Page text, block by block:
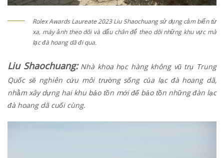
Rolex Awards Laureate 2023 Liu Shaochuang sử dụng cảm biến từ
xa, máy ảnh theo dõi và dấu chân để theo dõi những khu vực mà
lạc đà hoang dã đi qua.
Liu Shaochuang:Nhà khoa học hàng không vũ trụ Trung
Quốc sẽ nghiên cứu môi trường sống của lạc đà hoang dã,
nhằm xây dựng hai khu bảo tồn mới để bảo tồn những đàn lạc
đà hoang dã cuối cùng.